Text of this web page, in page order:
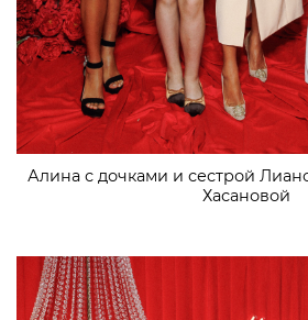
Алина с дочками и сестрой
Хасановой